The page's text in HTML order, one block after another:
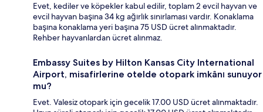
Evet, kediler ve köpekler kabul edilir, toplam 2 evcil hayvan ve
evcil hayvan başına 34 kg ağırlık sınırlaması vardır. Konaklama
başına konaklama yeri başına 75 USD ücret alınmaktadır.
Rehber hayvanlardan ücret alınmaz.
Embassy Suites by Hilton Kansas City International
Airport, misafirlerine otelde otopark imkânı sunuyor
mu?
Evet. Valesiz otopark için gecelik 17.00 USD ücret alınmaktadır.